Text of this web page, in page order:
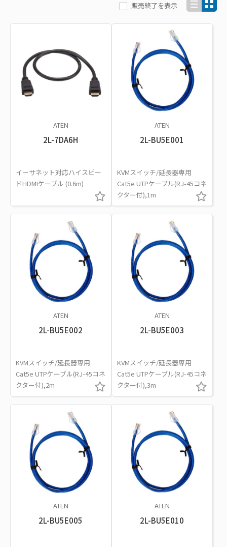
販売終了を表示
ATEN
2L-7DA6H
イーサネット対応ハイスピー
ドHDMIケーブル (0.6m)
ATEN
2L-BU5E001
KVMスイッチ/延長器専用
Cat5e UTPケーブル(RJ-45コネ
クター付),1m
ATEN
2L-BU5E002
KVMスイッチ/延長器専用
Cat5e UTPケーブル(RJ-45コネ
クター付),2m
ATEN
2L-BU5E003
KVMスイッチ/延長器専用
Cat5e UTPケーブル(RJ-45コネ
クター付),3m
ATEN
2L-BU5E005
ATEN
2L-BU5E010